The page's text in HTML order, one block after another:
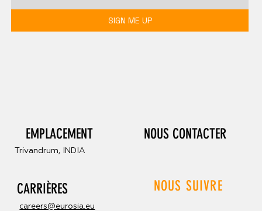
NOUS SUIVRE
NOUS CONTACTER
EMPLACEMENT
Trivandrum, INDIA
CARRIÈRES
careers@eurosia.eu
SIGN ME UP